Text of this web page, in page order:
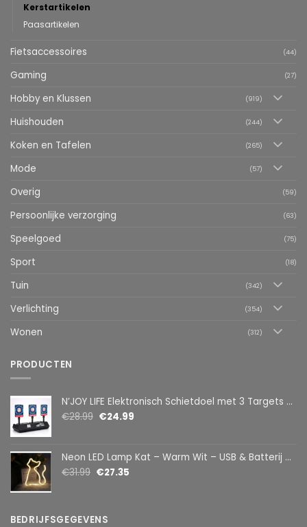
Kerstartikelen
Paasartikelen
Fietsaccessoires (44)
Gaming (27)
Hobby en Klussen (919)
Huishouden (244)
Koken en Tafelen (265)
Mode (57)
Overig (59)
Persoonlijke verzorging (63)
Speelgoed (75)
Sport (18)
Tuin (342)
Verlichting (354)
Wonen (312)
PRODUCTEN
N’JOY LIFE Elektronisch Schietdoel met 3 Targets – Automatische Reset – Digitaal Scorebord – voor Foam Darts
€28.99 €24.99
Neon LED Lamp Kat – Warm Wit – USB & Batterij – Decoratieve Tafellamp voor Kinderkamer – 28,5 x 24,5 cm
€31.99 €27.35
BEDRIJFSGEGEVENS